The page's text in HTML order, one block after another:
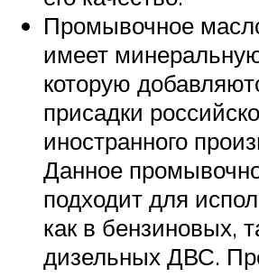
Промывочное
имеет
которую
присадки
иностранного
Данное
подходит для
как в бензиновых,
дизельных ДВС.